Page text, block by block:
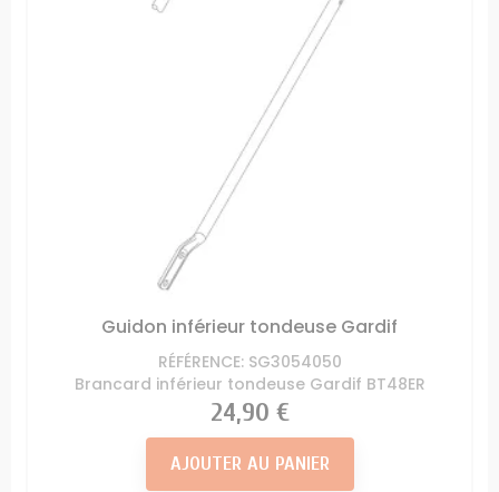
Guidon inférieur tondeuse Gardif
RÉFÉRENCE: SG3054050
Brancard inférieur tondeuse Gardif BT48ER
Prix
24,90 €
AJOUTER AU PANIER